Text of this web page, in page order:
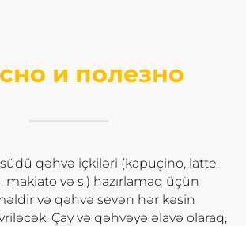
и полезно
qəhvə içkiləri (kapuçino, latte,
makiato və s.) hazırlamaq üçün
və qəhvə sevən hər kəsin
Çay və qəhvəyə əlavə olaraq,